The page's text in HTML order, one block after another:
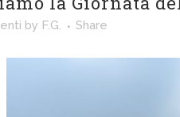
by F.G. Share